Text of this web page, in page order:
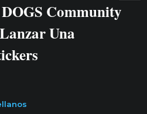
Community
Una